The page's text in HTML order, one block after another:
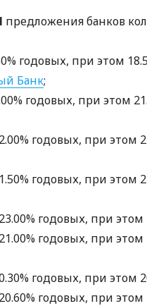
предложения банков
годовых, при этом
Банк;
годовых, при этом
годовых, при этом
годовых, при этом
годовых, при этом
годовых, при этом
годовых, при этом
годовых, при этом